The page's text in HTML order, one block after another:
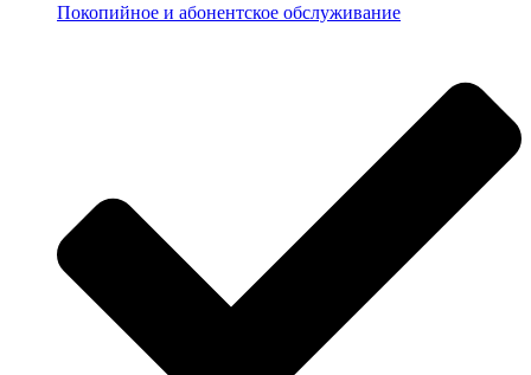
Покопийное и абонентское обслуживание